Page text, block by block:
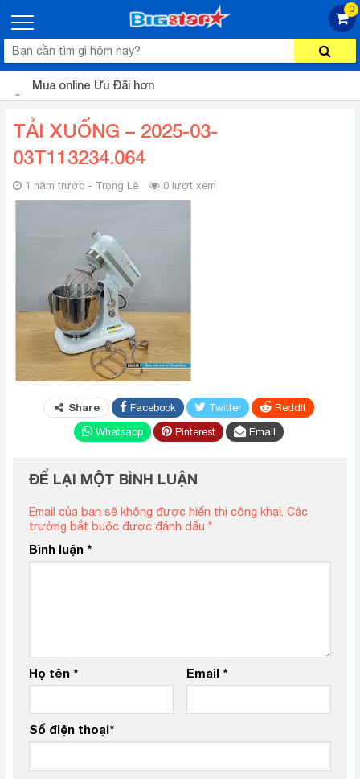
0
Mua online Ưu Đãi hơn
TẢI XUỐNG – 2025-03-
03T113234.064
1 năm trước - Trọng Lê 0 lượt xem
Share Facebook Twitter
ReddIt
Whatsapp
Pinterest Email
ĐỂ LẠI MỘT BÌNH LUẬN
Email của bạn sẽ không được hiển thị công khai. Các
trường bắt buộc được đánh dấu *
Bình luận *
Họ tên * Email *
Số điện thoại*